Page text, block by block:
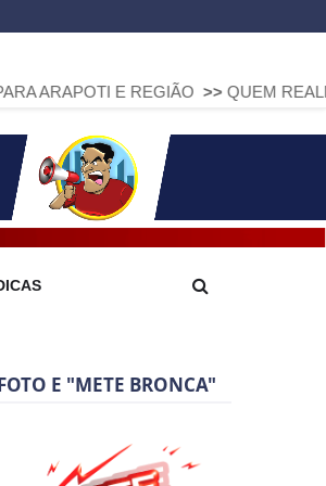
REGIÃO >> QUEM REALMENTE
E "METE BRONCA"